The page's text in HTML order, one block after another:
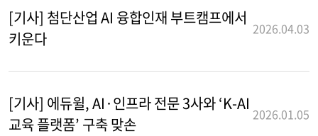
[기사] 첨단산업 AI 융합인재 부트캠프에서
키운다
2026.04.03
[기사] 에듀윌, AI·인프라 전문 3사와 ‘K-AI
교육 플랫폼’ 구축 맞손
2026.01.05